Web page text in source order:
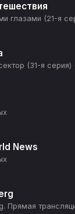
глазами (21-я
(31-я серия)
News